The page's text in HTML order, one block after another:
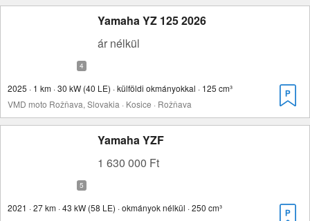
Yamaha YZ 125 2026
ár nélkül
2025 · 1 km · 30 kW (40 LE) · külföldi okmányokkal · 125 cm³
VMD moto Rožňava, Slovakia · Kosice · Rožňava
Yamaha YZF
1 630 000 Ft
2021 · 27 km · 43 kW (58 LE) · okmányok nélkül · 250 cm³